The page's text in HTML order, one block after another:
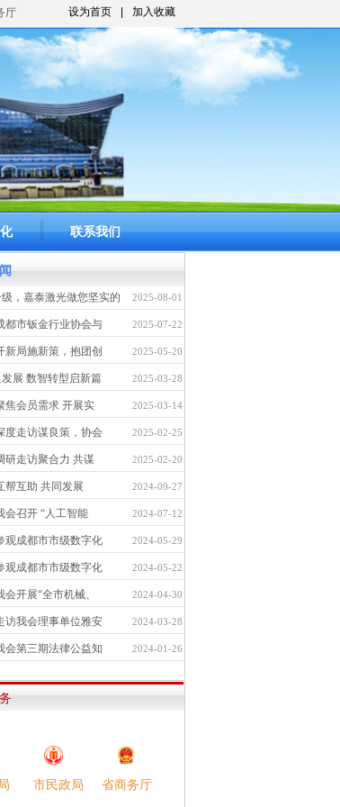
设为首页 加入收藏
厅
联系我们
，嘉泰激光做您坚实的 2025-08-01
都市钣金行业协会与 2025-07-22
新局施新策，抱团创 2025-05-20
展 数智转型启新篇 2025-03-28
焦会员需求 开展实 2025-03-14
度走访谋良策，协会 2025-02-25
研走访聚合力 共谋 2025-02-20
帮互助 共同发展 2024-09-27
会召开 “人工智能 2024-07-12
观成都市市级数字化 2024-05-29
观成都市市级数字化 2024-05-22
会开展“全市机械、 2024-04-30
访我会理事单位雅安 2024-03-28
会第三期法律公益知 2024-01-26
省商务厅
市民政局​